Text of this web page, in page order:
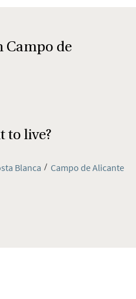
Campo de
to live?
Blanca Campo de Alicante